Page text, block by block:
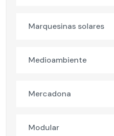
Marquesinas solares
Medioambiente
Mercadona
Modular